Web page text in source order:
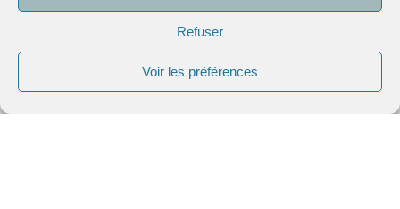
cookies sur le site.En savoir plus.
OK
Refuser
Voir les préférences
S'abonner à la newsletter